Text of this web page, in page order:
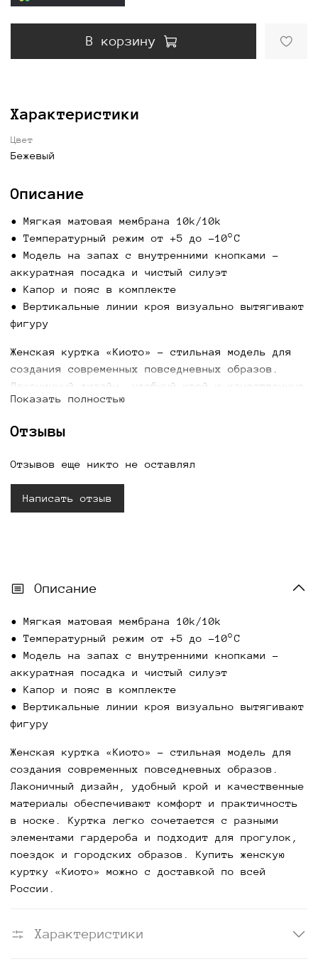
В корзину
Характеристики
Цвет
Бежевый
Описание
• Мягкая матовая мембрана 10k/10k
• Температурный режим от +5 до −10°C
• Модель на запах с внутренними кнопками -
аккуратная посадка и чистый силуэт
• Капор и пояс в комплекте
• Вертикальные линии кроя визуально вытягивают
фигуру
Женская куртка «Киото» - стильная модель для
создания современных повседневных образов.
Лаконичный дизайн, удобный крой и качественные
материалы обеспечивают комфорт и практичность
элементами гардероба и подходит для прогулок,
куртку «Киото» можно с доставкой по всей
России.
Показать полностью
Отзывы
Отзывов еще никто не оставлял
Написать отзыв
Описание
• Мягкая матовая мембрана 10k/10k
• Температурный режим от +5 до −10°C
• Модель на запах с внутренними кнопками -
аккуратная посадка и чистый силуэт
• Капор и пояс в комплекте
• Вертикальные линии кроя визуально вытягивают
фигуру
Женская куртка «Киото» - стильная модель для
создания современных повседневных образов.
Лаконичный дизайн, удобный крой и качественные
материалы обеспечивают комфорт и практичность
в носке. Куртка легко сочетается с разными
элементами гардероба и подходит для прогулок,
поездок и городских образов. Купить женскую
куртку «Киото» можно с доставкой по всей
России.
Характеристики